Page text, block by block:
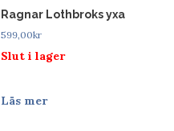
Ragnar Lothbroks yxa
599,00kr
Slut i lager
Läs mer